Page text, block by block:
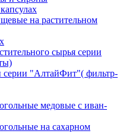
на растительном
сырья серии
серии "АлтайФит"( фильтр-
медовые с иван-
на сахарном